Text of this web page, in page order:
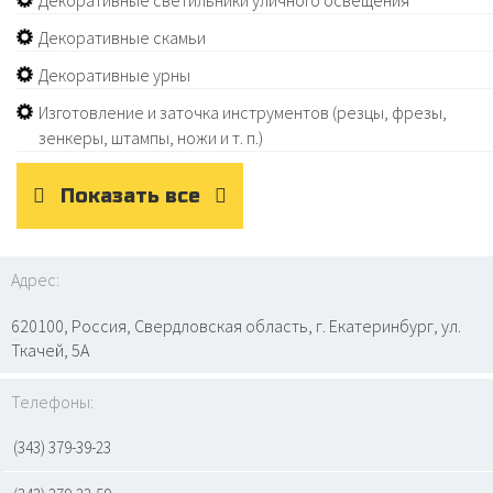
Декоративные скамьи
Декоративные урны
Изготовление и заточка инструментов (резцы, фрезы,
зенкеры, штампы, ножи и т. п.)
Показать все
Адрес:
620100, Россия, Свердловская область, г. Екатеринбург, ул.
Ткачей, 5А
Телефоны:
(343) 379-39-23